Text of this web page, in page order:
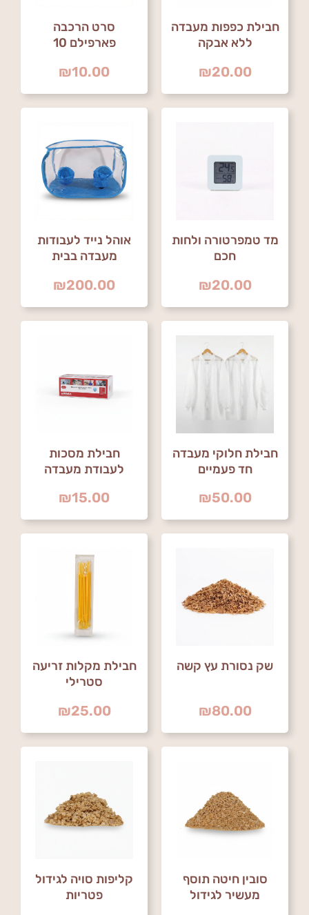
חבילת כפפות מעבדה
ללא אבקה
₪20.00
סרט הרכבה
פארפילם 10
₪10.00
מד טמפרטורה ולחות
חכם
₪20.00
אוהל נייד לעבודות
מעבדה בבית
₪200.00
חבילת חלוקי מעבדה
חד פעמיים
₪50.00
חבילת מסכות
לעבודת מעבדה
₪15.00
שק נסורת עץ קשה
₪80.00
חבילת מקלות זריעה
סטרילי
₪25.00
סובין חיטה תוסף
מעשיר לגידול
קליפות סויה לגידול
פטריות